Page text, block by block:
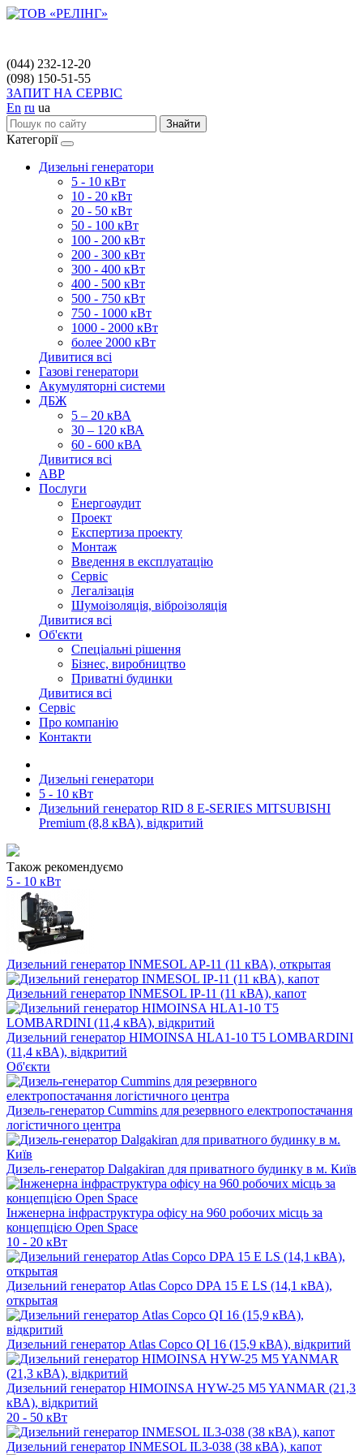
(044) 232-12-20
(098) 150-51-55
ЗАПИТ НА СЕРВІС
En ru ua
Знайти
Категорії
Дизельні генератори
5 - 10 кВт
10 - 20 кВт
20 - 50 кВт
50 - 100 кВт
100 - 200 кВт
200 - 300 кВт
300 - 400 кВт
400 - 500 кВт
500 - 750 кВт
750 - 1000 кВт
1000 - 2000 кВт
более 2000 кВт
Дивитися всі
Газові генератори
Акумуляторні системи
ДБЖ
5 – 20 кВА
30 – 120 кВА
60 - 600 кВА
Дивитися всі
АВР
Послуги
Енергоаудит
Проект
Експертиза проекту
Монтаж
Введення в експлуатацію
Сервіс
Легалізація
Шумоізоляція, віброізоляція
Дивитися всі
Об'єкти
Спеціальні рішення
Бізнес, виробництво
Приватні будинки
Дивитися всі
Сервіс
Про компанію
Контакти
Дизельні генератори
5 - 10 кВт
Дизельний генератор RID 8 E-SERIES MITSUBISHI
Premium (8,8 кВА), відкритий
Також рекомендуємо
5 - 10 кВт
Дизельний генератор INMESOL AP-11 (11 кВА), открытая
Дизельний генератор INMESOL IP-11 (11 кВА), капот
Дизельний генератор HIMOINSA HLA1-10 T5 LOMBARDINI
(11,4 кВА), відкритий
Об'єкти
Дизель-генератор Cummins для резервного електропостачання
логістичного центра
Дизель-генератор Dalgakiran для приватного будинку в м. Київ
Інженерна інфраструктура офісу на 960 робочих місць за
концепцією Open Space
10 - 20 кВт
Дизельний генератор Atlas Copco DPA 15 E LS (14,1 кВА),
открытая
Дизельний генератор Atlas Copco QI 16 (15,9 кВА), відкритий
Дизельний генератор HIMOINSA HYW-25 M5 YANMAR (21,3
кВА), відкритий
20 - 50 кВт
Дизельний генератор INMESOL IL3-038 (38 кВА), капот